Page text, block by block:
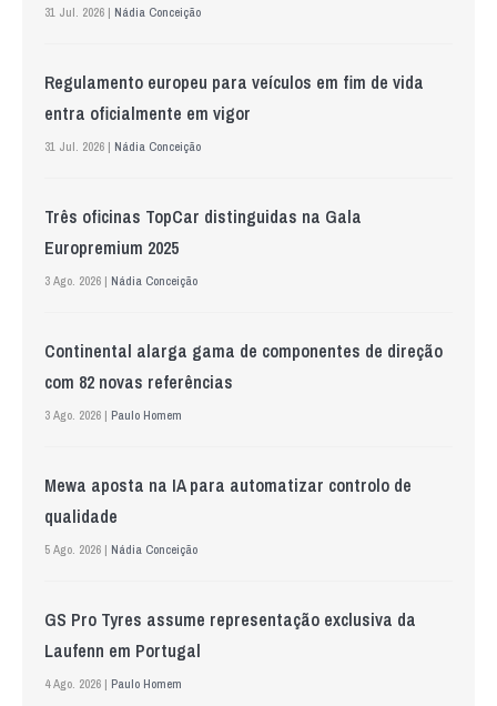
31 Jul. 2026 | Nádia Conceição
Regulamento europeu para veículos em fim de vida
entra oficialmente em vigor
31 Jul. 2026 | Nádia Conceição
Três oficinas TopCar distinguidas na Gala
Europremium 2025
3 Ago. 2026 | Nádia Conceição
Continental alarga gama de componentes de direção
com 82 novas referências
3 Ago. 2026 | Paulo Homem
Mewa aposta na IA para automatizar controlo de
qualidade
5 Ago. 2026 | Nádia Conceição
GS Pro Tyres assume representação exclusiva da
Laufenn em Portugal
4 Ago. 2026 | Paulo Homem